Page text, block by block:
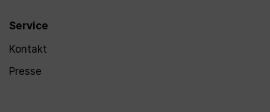
Service
Kontakt
Presse